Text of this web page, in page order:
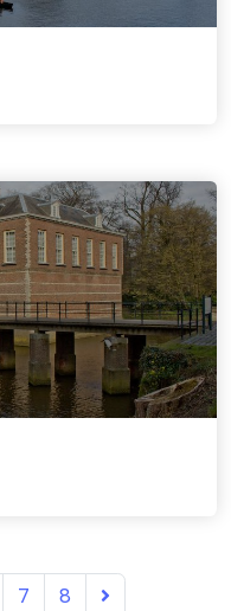
7 8